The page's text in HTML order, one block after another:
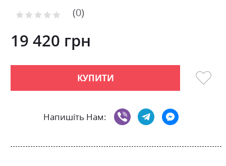
the
of
the
gallery
Рейтинг: 0
19 420 грн
КУПИТИ
Напишіть Нам: